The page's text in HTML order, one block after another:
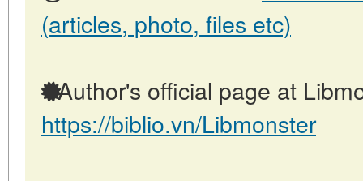
(articles, photo, files etc)
Author's official page at
https://biblio.vn/Libmonster